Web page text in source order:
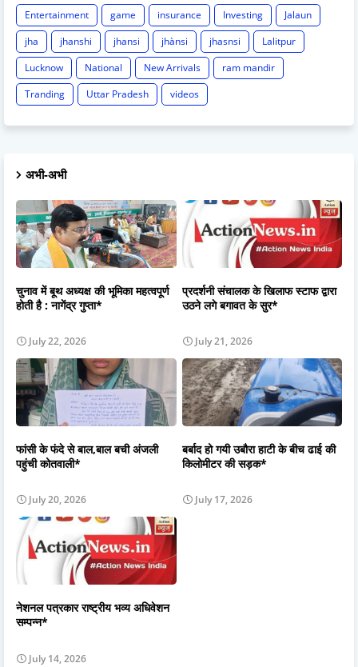
Entertainment
game insurance Investing
Jalaun
jha
jhanshi jhansi jhànsi jhasnsi
Lalitpur
Lucknow
National New Arrivals
ram mandir
Tranding
Uttar Pradesh videos
अभी-अभी
चुनाव में बूथ अध्यक्ष की भूमिका महत्वपूर्ण
होती है : नागेंद्र गुप्ता*
July 22, 2026
प्रदर्शनी संचालक के खिलाफ स्टाफ द्वारा
उठने लगे बगावत के सुर*
July 21, 2026
फांसी के फंदे से बाल,बाल बची अंजली
पहुंची कोतवाली*
July 20, 2026
बर्बाद हो गयी उबौरा हाटी के बीच ढाई की
किलोमीटर की सड़क*
July 17, 2026
नेशनल पत्रकार राष्ट्रीय भव्य अधिवेशन
सम्पन्न*
July 14, 2026